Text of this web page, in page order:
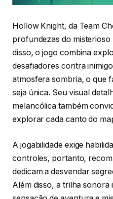
Hollow Knight, da Team
profundezas do
disso, o jogo combina
desafiadores contra
atmosfera sombria, o que
seja única. Seu visual
melancólica também
explorar cada canto do
A jogabilidade exige
controles, portanto,
dedicam a desvendar
Além disso, a trilha sonora